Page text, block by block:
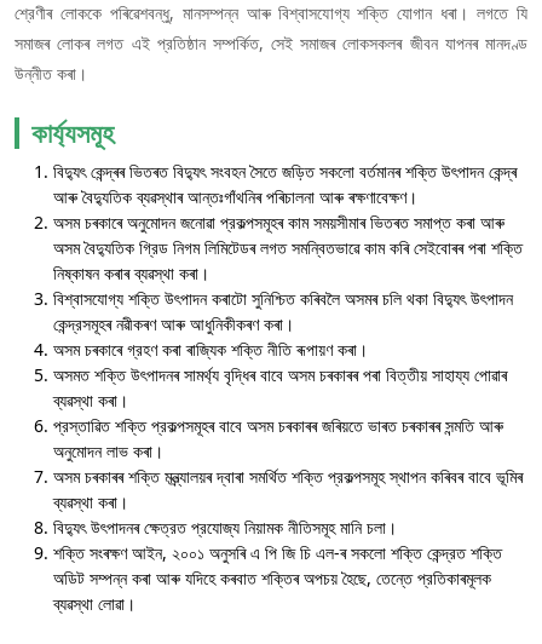
শ্রেণীৰ লোককে পৰিৱেশবন্ধু, মানসম্পন্ন আৰু বিশ্বাসযোগ্য শক্তি যোগান ধৰা। লগতে যি
সমাজৰ লোকৰ লগত এই প্রতিষ্ঠান সম্পর্কিত, সেই সমাজৰ লোকসকলৰ জীবন যাপনৰ মানদণ্ড
উন্নীত কৰা।
কার্য্যসমূহ
বিদ্যুৎ কেন্দ্ৰৰ ভিতৰত বিদ্যুৎ সংবহন সৈতে জড়িত সকলো বৰ্তমানৰ শক্তি উৎপাদন কেন্দ্ৰ
আৰু বৈদ্যুতিক ব্যৱস্থাৰ আন্তঃগাঁথনিৰ পৰিচালনা আৰু ৰক্ষণাবেক্ষণ।
অসম চৰকাৰে অনুমোদন জনোৱা প্রকল্পসমূহৰ কাম সময়সীমাৰ ভিতৰত সমাপ্ত কৰা আৰু
অসম বৈদ্যুতিক গ্রিড নিগম লিমিটেডৰ লগত সমন্বিতভাৱে কাম কৰি সেইবোৰৰ পৰা শক্তি
নিষ্কাষন কৰাৰ ব্যৱস্থা কৰা।
বিশ্বাসযোগ্য শক্তি উৎপাদন কৰাটো সুনিশ্চিত কৰিবলৈ অসমৰ চলি থকা বিদ্যুৎ উৎপাদন
কেন্দ্রসমূহৰ নৱীকৰণ আৰু আধুনিকীকৰণ কৰা।
অসম চৰকাৰে গ্রহণ কৰা ৰাজ্যিক শক্তি নীতি ৰূপায়ণ কৰা।
অসমত শক্তি উৎপাদনৰ সামর্থ্য বৃদ্ধিৰ বাবে অসম চৰকাৰৰ পৰা বিত্তীয় সাহায্য পোৱাৰ
ব্যৱস্থা কৰা।
প্রস্তাৱিত শক্তি প্রকল্পসমূহৰ বাবে অসম চৰকাৰৰ জৰিয়তে ভাৰত চৰকাৰৰ সন্মতি আৰু
অনুমোদন লাভ কৰা।
অসম চৰকাৰৰ শক্তি মন্ত্র্যালয়ৰ দ্বাৰা সমর্থিত শক্তি প্রকল্পসমূহ স্থাপন কৰিবৰ বাবে ভূমিৰ
ব্যৱস্থা কৰা।
বিদ্যুৎ উৎপাদনৰ ক্ষেত্রত প্রযোজ্য নিয়ামক নীতিসমূহ মানি চলা।
শক্তি সংৰক্ষণ আইন, ২০০১ অনুসৰি এ পি জি চি এল-ৰ সকলো শক্তি কেন্দ্রত শক্তি
অডিট সম্পন্ন কৰা আৰু যদিহে কৰবাত শক্তিৰ অপচয় হৈছে, তেন্তে প্রতিকাৰমূলক
ব্যৱস্থা লোৱা।